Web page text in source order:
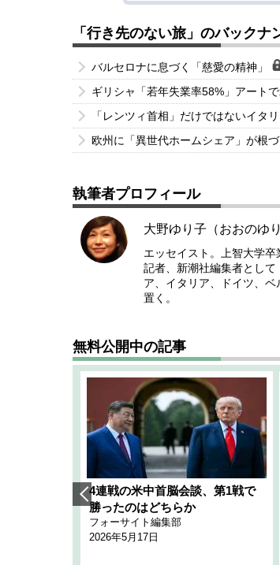
「行き先のない旅」のバックナ
バルセロナに息づく「慈愛の精神」
ギリシャ「若年失業率58%」アート
「レンツィ首相」だけではないイタ
欧州に「異世代ホームシェア」が根
執筆者プロフィール
大野ゆり子（おおのゆり
エッセイスト。上智大学
記者、新潮社編集者とし
ア、イタリア、ドイツ、
置く。
無料公開中の記事
4連戦の米中首脳会談、第1戦で
勝ったのはどちらか
フォーサイト編集部
2026年5月17日